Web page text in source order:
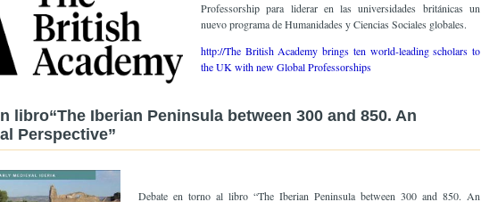
Professorship para liderar en las universidades británicas un
nuevo programa de Humanidades y Ciencias Sociales globales.
http://The British Academy brings ten world-leading scholars to
the UK with new Global Professorships
libro“The Iberian Peninsula between 300 and 850. An
Perspective”
Debate en torno al libro “The Iberian Peninsula between 300 and 850. An